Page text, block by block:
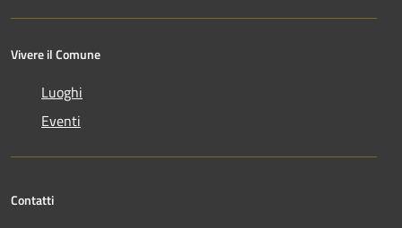
Vivere il Comune
Luoghi
Eventi
Contatti